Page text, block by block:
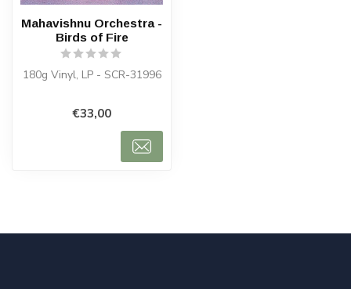
Mahavishnu Orchestra -
Birds of Fire
180g Vinyl, LP - SCR-31996
€33,00